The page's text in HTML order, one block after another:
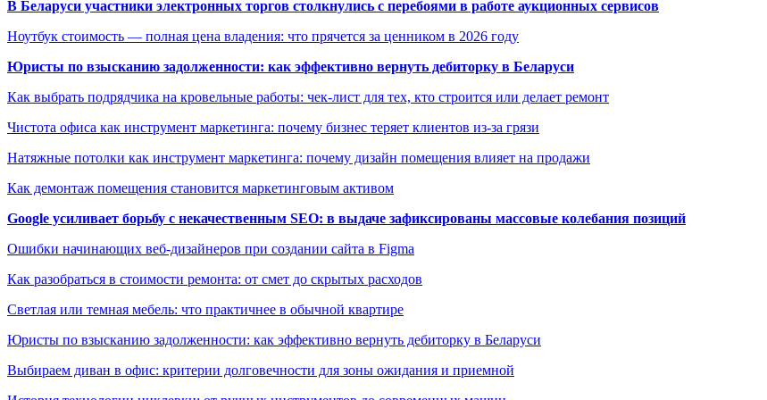
В Беларуси участники электронных торгов столкнулись с перебоями в работе аукционных сервисов
Ноутбук стоимость — полная цена владения: что прячется за ценником в 2026 году
Юристы по взысканию задолженности: как эффективно вернуть дебиторку в Беларуси
Как выбрать подрядчика на кровельные работы: чек-лист для тех, кто строится или делает ремонт
Чистота офиса как инструмент маркетинга: почему бизнес теряет клиентов из-за грязи
Натяжные потолки как инструмент маркетинга: почему дизайн помещения влияет на продажи
Как демонтаж помещения становится маркетинговым активом
Google усиливает борьбу с некачественным SEO: в выдаче зафиксированы массовые колебания позиций
Ошибки начинающих веб-дизайнеров при создании сайта в Figma
Как разобраться в стоимости ремонта: от смет до скрытых расходов
Светлая или темная мебель: что практичнее в обычной квартире
Юристы по взысканию задолженности: как эффективно вернуть дебиторку в Беларуси
Выбираем диван в офис: критерии долговечности для зоны ожидания и приемной